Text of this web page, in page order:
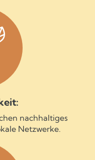
nachhaltiges
Netzwerke.